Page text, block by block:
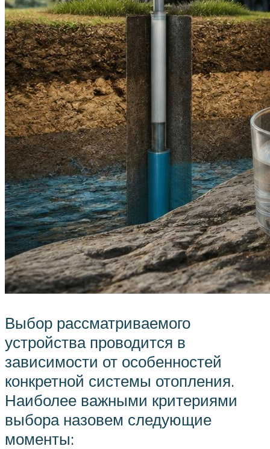
Выбор рассматриваемого
устройства проводится в
зависимости от особенностей
конкретной системы отопления.
Наиболее важными критериями
выбора назовем следующие
моменты: